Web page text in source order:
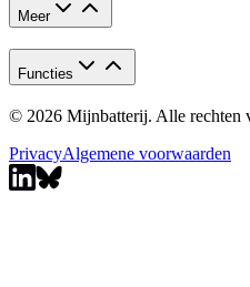
Meer
Functies
© 2026 Mijnbatterij. Alle rechten
PrivacyAlgemene voorwaarden